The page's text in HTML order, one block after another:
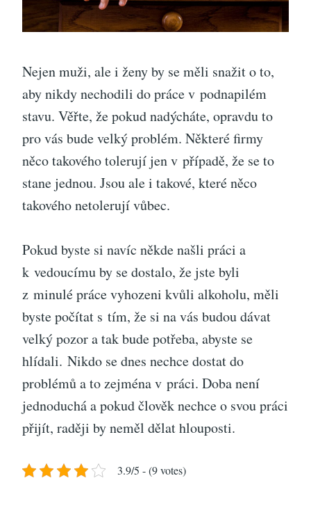
Nejen muži, ale i ženy by se měli snažit o to,
aby nikdy nechodili do práce v podnapilém
stavu. Věřte, že pokud nadýcháte, opravdu to
pro vás bude velký problém. Některé firmy
něco takového tolerují jen v případě, že se to
stane jednou. Jsou ale i takové, které něco
takového netolerují vůbec.
Pokud byste si navíc někde našli práci a
k vedoucímu by se dostalo, že jste byli
z minulé práce vyhozeni kvůli alkoholu, měli
byste počítat s tím, že si na vás budou dávat
velký pozor a tak bude potřeba, abyste se
hlídali. Nikdo se dnes nechce dostat do
problémů a to zejména v práci. Doba není
jednoduchá a pokud člověk nechce o svou práci
přijít, raději by neměl dělat hlouposti.
3.9/5 - (9 votes)